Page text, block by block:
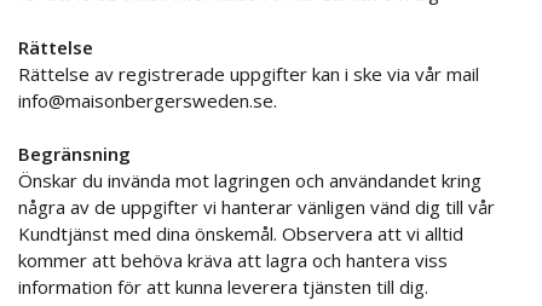
Rättelse
Rättelse av registrerade uppgifter kan i ske via vår mail
info@maisonbergersweden.se.
Begränsning
Önskar du invända mot lagringen och användandet kring
några av de uppgifter vi hanterar vänligen vänd dig till vår
Kundtjänst med dina önskemål. Observera att vi alltid
kommer att behöva kräva att lagra och hantera viss
information för att kunna leverera tjänsten till dig.